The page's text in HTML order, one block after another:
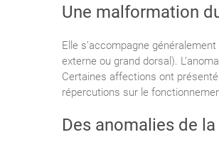
Une malformation
Elle s’accompagne
externe ou grand dorsal).
Certaines affections ont
répercutions sur le
Des anomalies de